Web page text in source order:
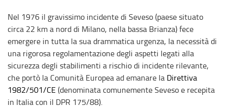
Nel 1976 il gravissimo incidente di Seveso (paese situato
circa 22 km a nord di Milano, nella bassa Brianza) fece
emergere in tutta la sua drammatica urgenza, la necessità di
una rigorosa regolamentazione degli aspetti legati alla
sicurezza degli stabilimenti a rischio di incidente rilevante,
che portò la Comunità Europea ad emanare la Direttiva
1982/501/CE(denominata comunemente Seveso e recepita
in Italia con il DPR 175/88).